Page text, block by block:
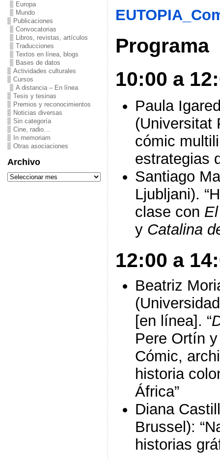
Europa
Mundo
Publicaciones
Convocatorias
Libros, revistas, artículos
Traducciones
Textos en línea, blogs
Bases de datos
Actividades culturales
Cursos
A distancia – En línea
Tesis y tesinas
Premios y reconocimientos
Noticias diversas
Sin categoría
Cine, radio…
In memoriam
Otras asociaciones
Archivo
Programa
10:00 a
Paula
(Universitat
cómic
estrategias
Santiago
Ljubljani).
clase con
y Catalina
12:00 a
Beatriz
[en línea]. “
Pere Ortín
Cómic,
historia
África”
Diana
Brussel):
historias